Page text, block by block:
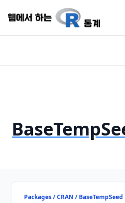
Packages / CRAN / BaseTempSeed